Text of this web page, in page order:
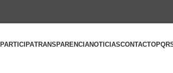
PARTICIPATRANSPARENCIANOTICIASCONTACTO